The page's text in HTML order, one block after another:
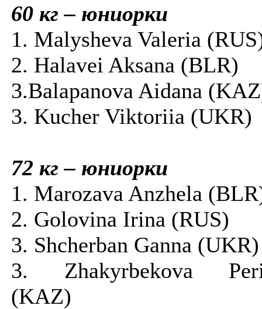
60 кг – юниорки
1. Malysheva Valeria
2. Halavei Aksana (BLR)
3.Balapanova Aidana
3. Kucher Viktoriia (UKR)
72 кг – юниорки
1. Marozava Anzhela
2. Golovina Irina (RUS)
3. Shcherban Ganna (UKR)
3. Zhakyrbekova
(KAZ)